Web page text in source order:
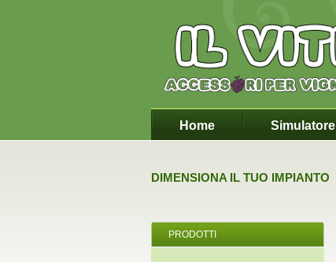
Home Simulatore
DIMENSIONA IL TUO IMPIANTO
PRODOTTI